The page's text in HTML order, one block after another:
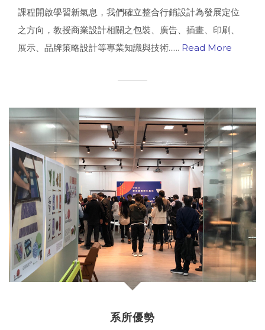
課程開啟學習新氣息，我們確立整合行銷設計為發展定位
之方向，教授商業設計相關之包裝、廣告、插畫、印刷、
展示、品牌策略設計等專業知識與技術...... Read More
系所優勢